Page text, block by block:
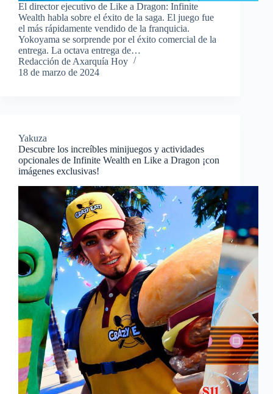
El director ejecutivo de Like a Dragon: Infinite
Wealth habla sobre el éxito de la saga. El juego fue
el más rápidamente vendido de la franquicia.
Yokoyama se sorprende por el éxito comercial de la
entrega. La octava entrega de…
Redacción de Axarquía Hoy
18 de marzo de 2024
Yakuza
Descubre los increíbles minijuegos y actividades
opcionales de Infinite Wealth en Like a Dragon ¡con
imágenes exclusivas!